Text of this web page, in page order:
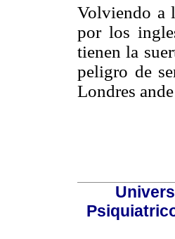
Volviendo a
por los
tienen la
peligro de
Londres